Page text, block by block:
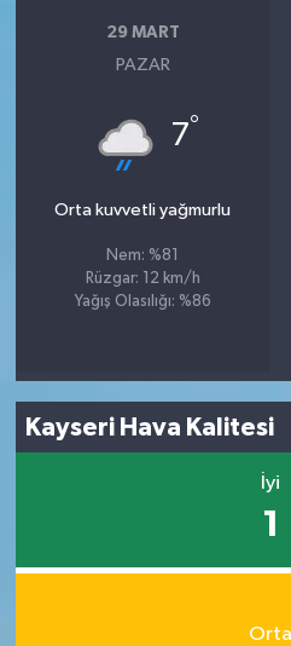
29 MART
PAZAR
7°
Orta kuvvetli yağmurlu
Nem: %81
Rüzgar: 12 km/h
Yağış Olasılığı: %86
Kayseri Hava Kalitesi
İyi
1
Orta